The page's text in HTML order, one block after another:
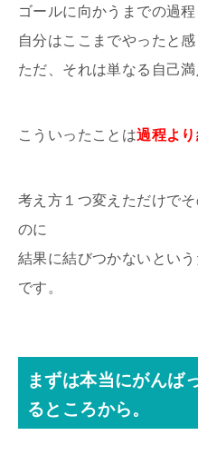
ゴールに向かうまでの過
自分はここまでやったと感
ただ、それは単なる自己
こういったことは過程よ
考え方１つ変えただけで
のに
結果に結びつかないとい
です。
まずは本当にがんば
るところから。